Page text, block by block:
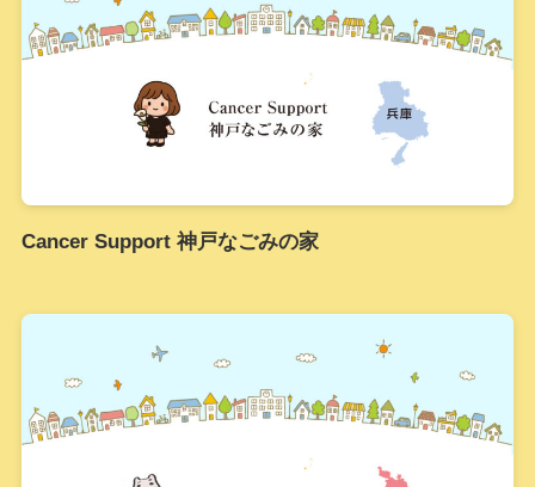
Cancer Support 神戸なごみの家